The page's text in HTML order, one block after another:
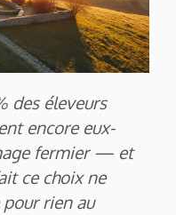
des éleveurs
encore eux-
fermier — et
ce choix ne
rien au